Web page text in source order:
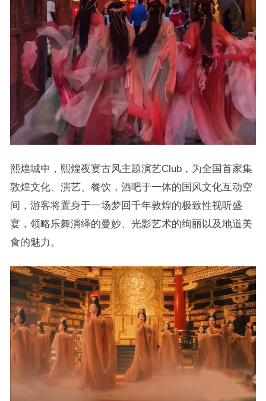
熙煌城中，熙煌夜宴古风主题演艺Club，为全国首家集
敦煌文化、演艺、餐饮，酒吧于一体的国风文化互动空
间，游客将置身于一场梦回千年敦煌的极致性视听盛
宴，领略乐舞演绎的曼妙、光影艺术的绚丽以及地道美
食的魅力。